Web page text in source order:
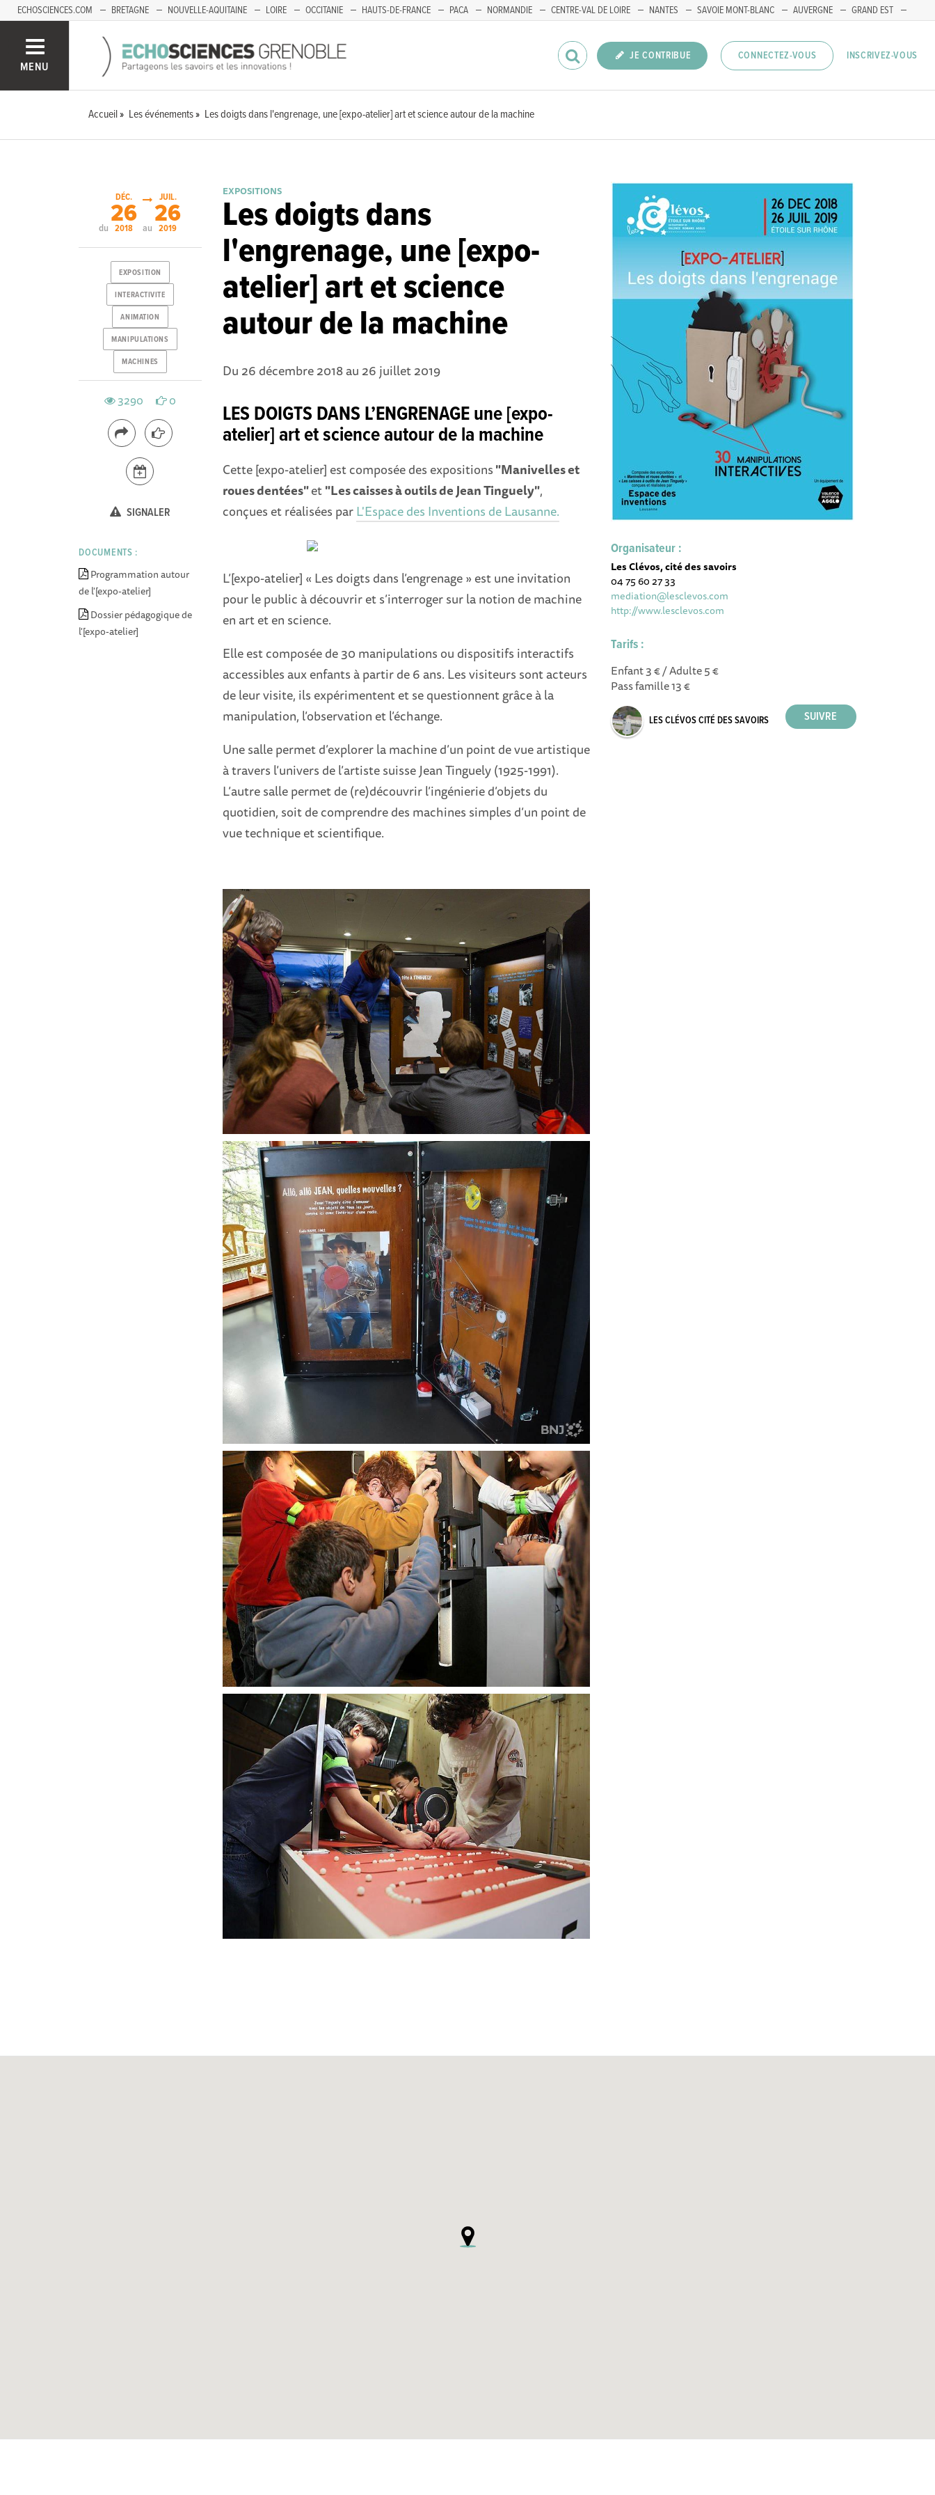
ECHOSCIENCES.COM BRETAGNE NOUVELLE-AQUITAINE LOIRE OCCITANIE HAUTS-DE-FRANCE PACA NORMANDIE CENTRE-VAL DE LOIRE NANTES SAVOIE MONT-BLANC AUVERGNE
GRAND EST
MENU
JE CONTRIBUE CONNECTEZ-VOUS INSCRIVEZ-VOUS
Accueil Les événements Les doigts dans l'engrenage, une [expo-atelier] art et science autour de la machine
EXPOSITIONS
Les doigts dans
l'engrenage, une [expo-
atelier] art et science
autour de la machine
Du 26 décembre 2018 au 26 juillet 2019
LES DOIGTS DANS L’ENGRENAGE une [expo-
atelier] art et science autour de la machine
Cette [expo-atelier] est composée des expositions"Manivelles et
roues dentées"et"Les caisses à outils de Jean Tinguely",
conçues et réalisées parL'Espace des Inventions de Lausanne.
L’[expo-atelier] « Les doigts dans l’engrenage » est une invitation
pour le public à découvrir et s’interroger sur la notion de machine
en art et en science.
Elle est composée de 30 manipulations ou dispositifs interactifs
accessibles aux enfants à partir de 6 ans. Les visiteurs sont acteurs
de leur visite, ils expérimentent et se questionnent grâce à la
manipulation, l’observation et l’échange.
Une salle permet d’explorer la machine d’un point de vue artistique
à travers l’univers de l’artiste suisse Jean Tinguely (1925-1991).
L’autre salle permet de (re)découvrir l’ingénierie d’objets du
quotidien, soit de comprendre des machines simples d’un point de
vue technique et scientifique.
Organisateur :
Les Clévos, cité des savoirs
04 75 60 27 33
mediation@lesclevos.com
http://www.lesclevos.com
Tarifs :
Enfant 3 € / Adulte 5 €
Pass famille 13 €
LES CLÉVOS CITÉ DES SAVOIRS
du
DÉC.
26
2018 au
JUIL.
26
2019
EXPOSITION
INTERACTIVITE
ANIMATION
MANIPULATIONS
MACHINES
3290 0
SIGNALER
DOCUMENTS :
Programmation autour
de l'[expo-atelier]
Dossier pédagogique de
l'[expo-atelier]